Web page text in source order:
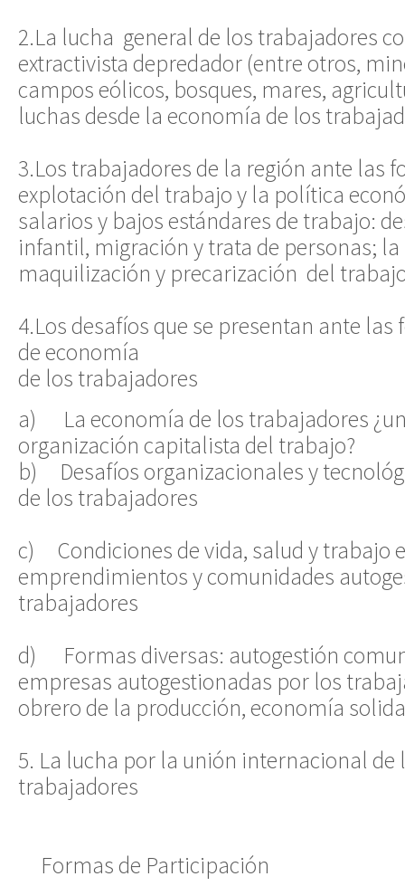
2.La lucha general de los trabajadores
extractivista depredador (entre otros,
campos eólicos, bosques, mares,
luchas desde la economía de los
3.Los trabajadores de la región ante las
explotación del trabajo y la política
salarios y bajos estándares de trabajo:
infantil, migración y trata de personas;
maquilización y precarización del
4.Los desafíos que se presentan ante
de economía
de los trabajadores
a) La economía de los trabajadores
organización capitalista del trabajo?
b) Desafíos organizacionales y
de los trabajadores
c) Condiciones de vida, salud y trabajo
emprendimientos y comunidades
trabajadores
d) Formas diversas: autogestión
empresas autogestionadas por los
obrero de la producción, economía
5. La lucha por la unión internacional de
trabajadores
Formas de Participación